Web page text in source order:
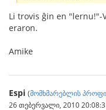
Li trovis ĝin en "lernu!"-
eraron.
Amike
Espi (მომხმარებლის
26 თებერვალი, 2010